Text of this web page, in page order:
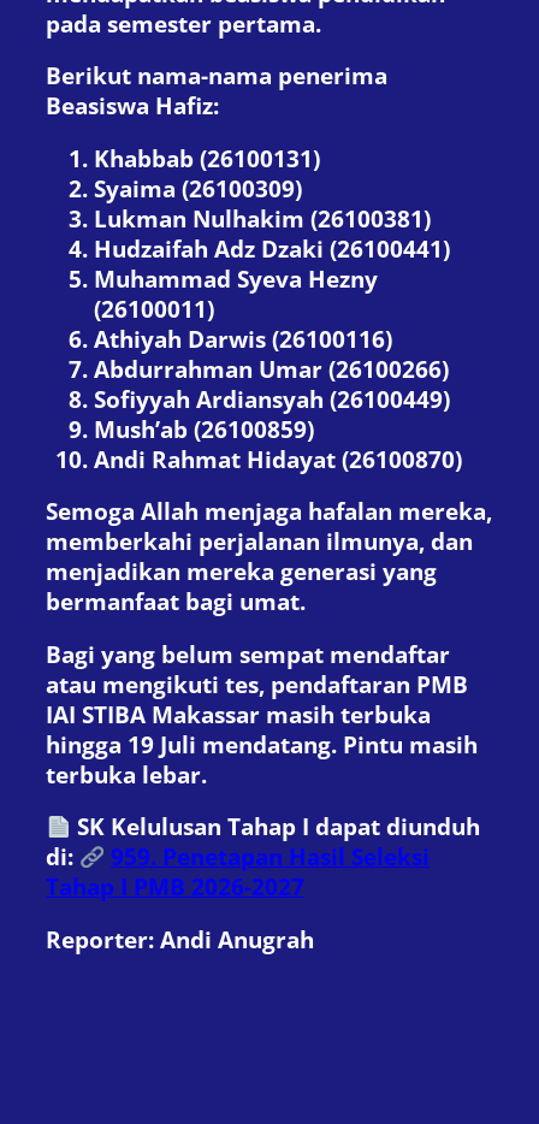
pada semester pertama.
Berikut nama-nama penerima
Beasiswa Hafiz:
Khabbab (26100131)
Syaima (26100309)
Lukman Nulhakim (26100381)
Hudzaifah Adz Dzaki (26100441)
Muhammad Syeva Hezny
(26100011)
Athiyah Darwis (26100116)
Abdurrahman Umar (26100266)
Sofiyyah Ardiansyah (26100449)
Mush’ab (26100859)
Andi Rahmat Hidayat (26100870)
Semoga Allah menjaga hafalan mereka,
memberkahi perjalanan ilmunya, dan
menjadikan mereka generasi yang
bermanfaat bagi umat.
Bagi yang belum sempat mendaftar
atau mengikuti tes, pendaftaran PMB
IAI STIBA Makassar masih terbuka
hingga 19 Juli mendatang. Pintu masih
terbuka lebar.
SK Kelulusan Tahap I dapat diunduh
di:
959. Penetapan Hasil Seleksi
Tahap I PMB 2026-2027
Reporter: Andi Anugrah